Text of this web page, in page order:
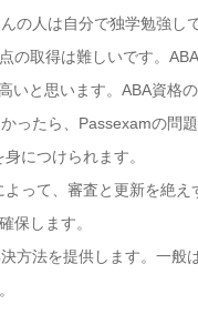
の人は自分で独学勉強
の取得は難しいです。
いと思います。ABA資格
ったら、Passexamの問
につけられます。
って、審査と更新を絶
保します。
方法を提供します。一